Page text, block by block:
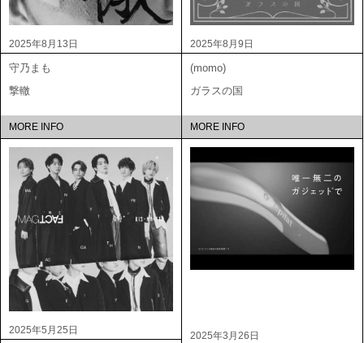
2025年8月13日
守乃まも
撃轍
MORE INFO
2025年8月9日
(momo)
ガラスの国
MORE INFO
2025年5月25日
2025年3月26日